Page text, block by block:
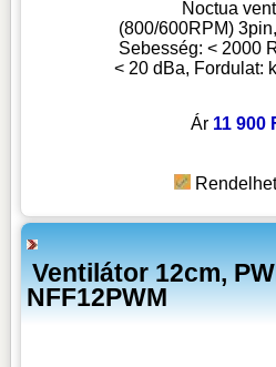
Noctua
(800/600RPM)
Sebesség: < 2000
< 20 dBa, Fordulat:
Ár 11 900
Ventilátor 12cm,
NFF12PWM